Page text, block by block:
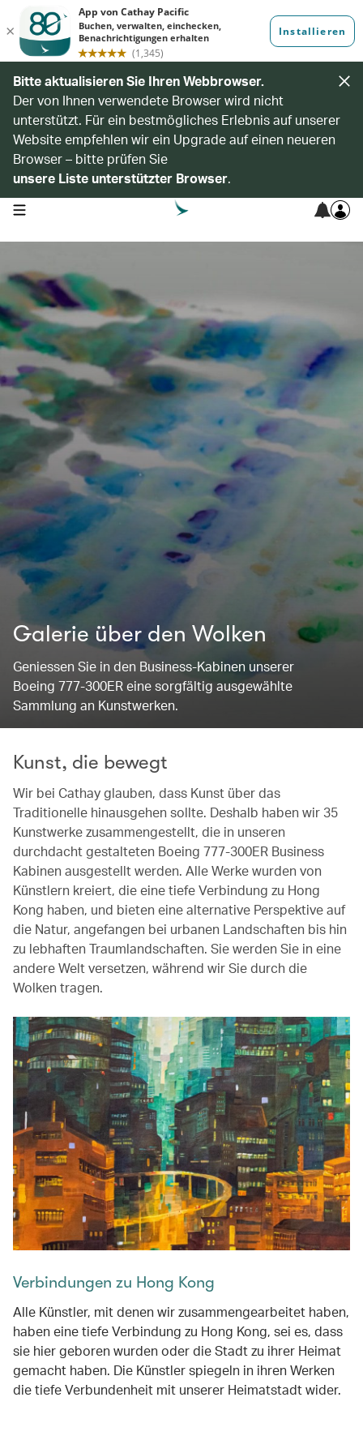
Bitte aktualisieren Sie Ihren Webbrowser.
Der von Ihnen verwendete Browser wird nicht
unterstützt. Für ein bestmögliches Erlebnis auf unserer
Website empfehlen wir ein Upgrade auf einen neueren
Browser – bitte prüfen Sie
unsere Liste unterstützter Browser.
open navigation menu
Galerie über den Wolken
Geniessen Sie in den Business-Kabinen unserer
Boeing 777-300ER eine sorgfältig ausgewählte
Sammlung an Kunstwerken.
Kunst, die bewegt
Wir bei Cathay glauben, dass Kunst über das
Traditionelle hinausgehen sollte. Deshalb haben wir 35
Kunstwerke zusammengestellt, die in unseren
durchdacht gestalteten Boeing 777-300ER Business
Kabinen ausgestellt werden. Alle Werke wurden von
Künstlern kreiert, die eine tiefe Verbindung zu Hong
Kong haben, und bieten eine alternative Perspektive auf
die Natur, angefangen bei urbanen Landschaften bis hin
zu lebhaften Traumlandschaften. Sie werden Sie in eine
andere Welt versetzen, während wir Sie durch die
Wolken tragen.
Verbindungen zu Hong Kong
Alle Künstler, mit denen wir zusammengearbeitet haben,
haben eine tiefe Verbindung zu Hong Kong, sei es, dass
sie hier geboren wurden oder die Stadt zu ihrer Heimat
gemacht haben. Die Künstler spiegeln in ihren Werken
die tiefe Verbundenheit mit unserer Heimatstadt wider.